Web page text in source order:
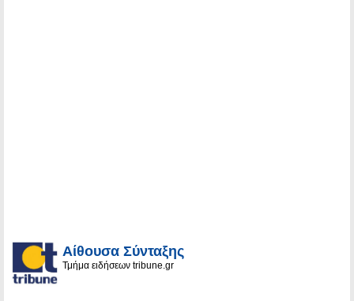
Αίθουσα Σύνταξης
Τμήμα ειδήσεων tribune.gr